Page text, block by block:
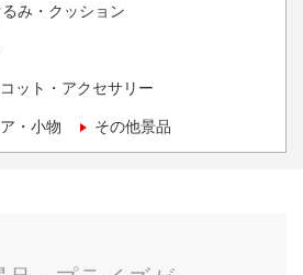
み・クッション
ット・アクセサリー
・小物 その他景品